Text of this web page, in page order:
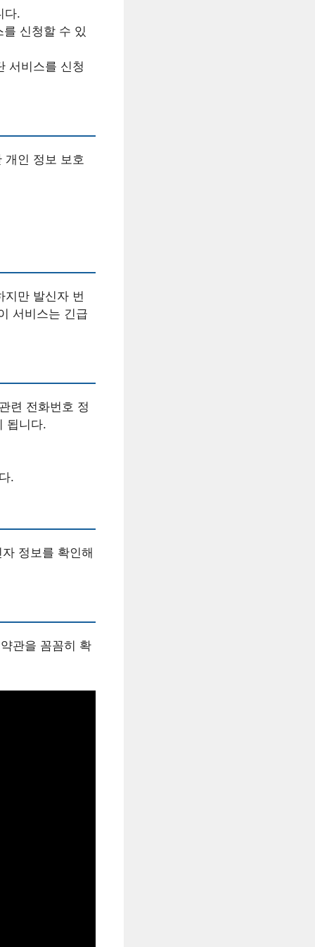
다.
신청할 수 있
서비스를 신청
개인 정보 보호
지만 발신자 번
서비스는 긴급
련 전화번호 정
됩니다.
.
정보를 확인해
관을 꼼꼼히 확